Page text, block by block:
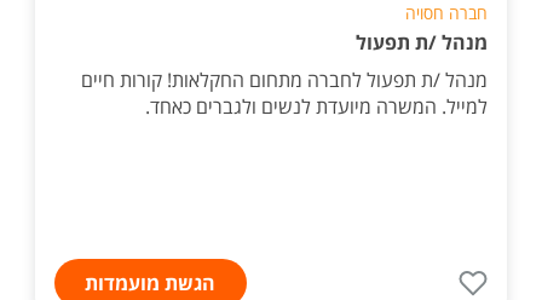
חברה חסויה
מנהל /ת תפעול
מנהל /ת תפעול לחברה מתחום החקלאות! קורות חיים
למייל. המשרה מיועדת לנשים ולגברים כאחד.
הגשת מועמדות